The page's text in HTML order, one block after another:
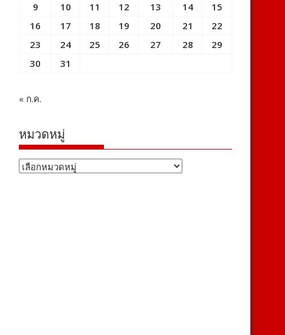
9
10 11 12 13 14
15
16
17 18 19 20 21
22
23
24 25 26 27 28
29
30
31
« ก.ค.
หมวดหมู่
หมวด